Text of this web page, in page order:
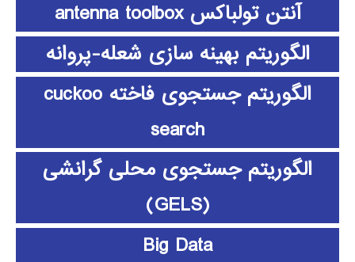
آنتن تولباکس antenna toolbox
الگوریتم بهینه سازی شعله-پروانه
الگوریتم جستجوی فاخته cuckoo
search
الگوریتم جستجوی محلی گرانشی
(GELS)
Big Data